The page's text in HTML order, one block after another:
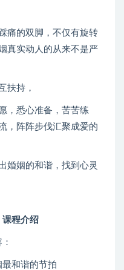
痛的双脚，不仅有旋转
真实动人的从来不是严
扶持，
，悉心准备，苦苦练
，阵阵步伐汇聚成爱的
婚姻的和谐，找到心灵
课程介绍
和谐的节拍